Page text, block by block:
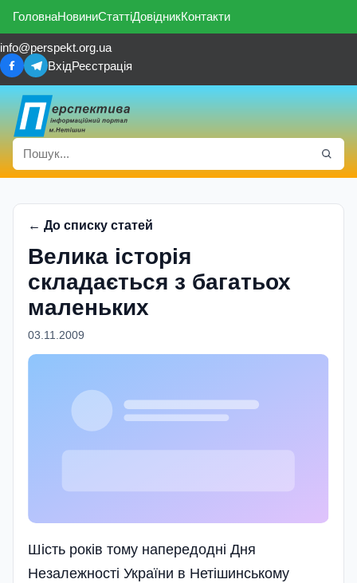
ГоловнаНовиниСтаттіДовідникКонтакти
info@perspekt.org.ua
ВхідРеєстрація
← До списку статей
Велика історія
складається з багатьох
маленьких
03.11.2009
Шість років тому напередодні Дня
Незалежності України в Нетішинському